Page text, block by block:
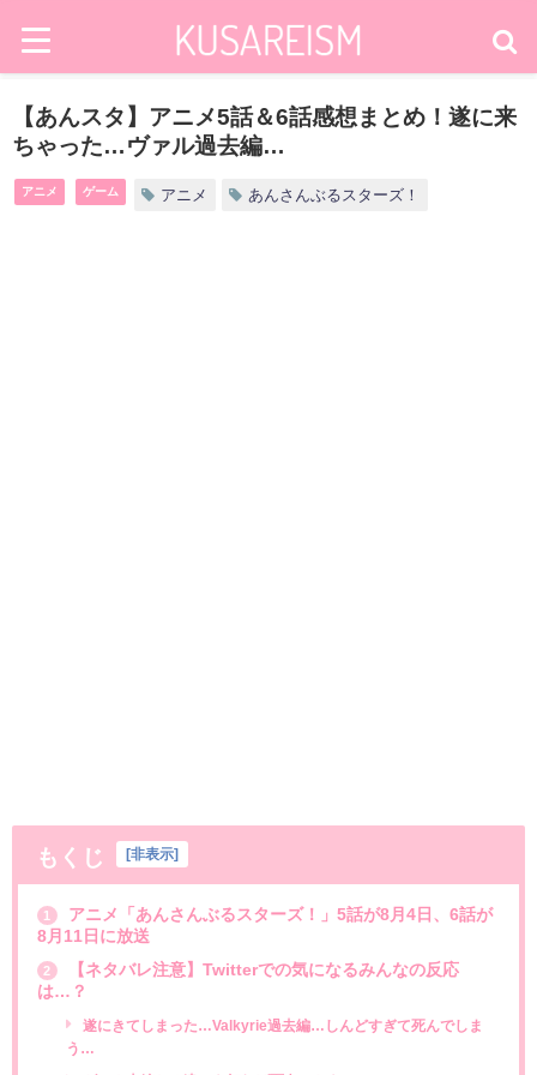
【あんスタ】アニメ5話＆6話感想まとめ！遂に来
ちゃった…ヴァル過去編…
アニメ ゲーム アニメ あんさんぶるスターズ！
もくじ 非表示
1
アニメ「あんさんぶるスターズ！」5話が8月4日、6話が
8月11日に放送
2
【ネタバレ注意】Twitterでの気になるみんなの反応
は…？
遂にきてしまった…Valkyrie過去編…しんどすぎて死んでしま
う…